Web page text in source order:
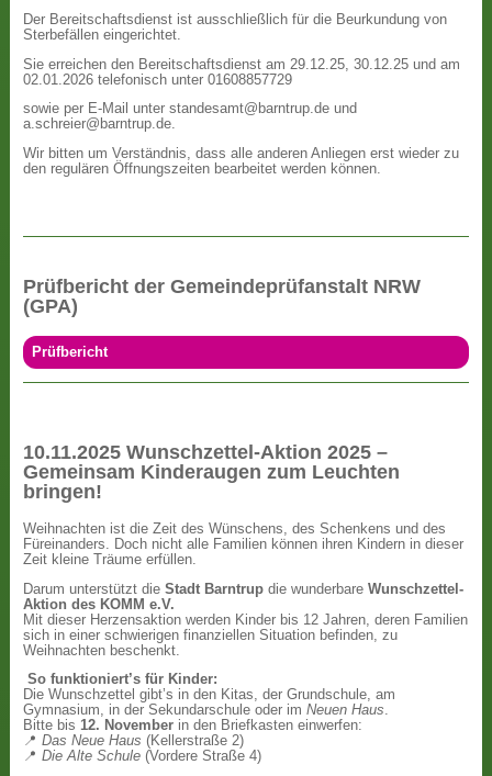
Der Bereitschaftsdienst ist ausschließlich für die Beurkundung von
Sterbefällen eingerichtet.
Sie erreichen den Bereitschaftsdienst am 29.12.25, 30.12.25 und am
02.01.2026 telefonisch unter 01608857729
sowie per E-Mail unter standesamt@barntrup.de und
a.schreier@barntrup.de.
Wir bitten um Verständnis, dass alle anderen Anliegen erst wieder zu
den regulären Öffnungszeiten bearbeitet werden können.
Prüfbericht der Gemeindeprüfanstalt NRW
(GPA)
Prüfbericht
10.11.2025 Wunschzettel-Aktion 2025 –
Gemeinsam Kinderaugen zum Leuchten
bringen!
Weihnachten ist die Zeit des Wünschens, des Schenkens und des
Füreinanders. Doch nicht alle Familien können ihren Kindern in dieser
Zeit kleine Träume erfüllen.
Darum unterstützt dieStadt Barntrup die wunderbareWunschzettel-
Aktion des KOMM e.V.
Mit dieser Herzensaktion werden Kinder bis 12 Jahren, deren Familien
sich in einer schwierigen finanziellen Situation befinden, zu
Weihnachten beschenkt.
So funktioniert’s für Kinder:
Die Wunschzettel gibt’s in den Kitas, der Grundschule, am
Gymnasium, in der Sekundarschule oder imNeuen Haus.
Bitte bis12. November in den Briefkasten einwerfen:
📍Das Neue Haus (Kellerstraße 2)
📍Die Alte Schule (Vordere Straße 4)